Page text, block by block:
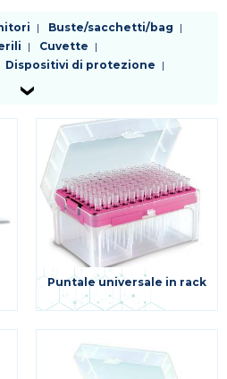
Buste/sacchetti/bag
Cuvette
Dispositivi di protezione
Pipette
e rubinetti
Reagenti
supporti
Tappi
Varie
Puntale universale in rack